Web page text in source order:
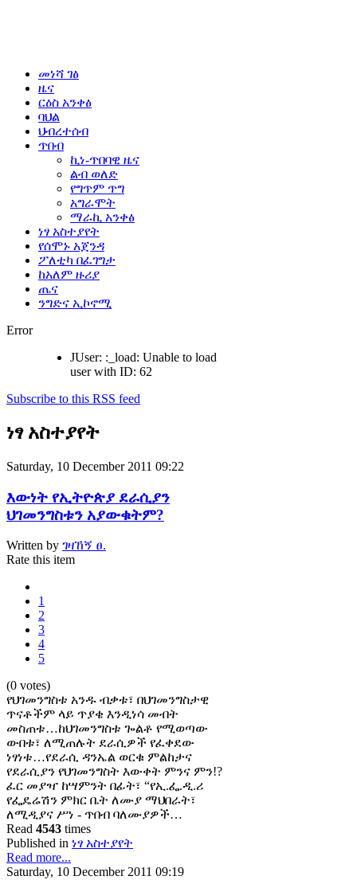
መነሻ ገፅ
ዜና
ርዕስ አንቀፅ
ባህል
ህብረተሰብ
ጥበብ
ኪነ-ጥበባዊ ዜና
ልብ ወለድ
የግጥም ጥግ
አግራሞት
ማራኪ አንቀፅ
ነፃ አስተያየት
የሰሞኑ አጀንዳ
ፖለቲካ በፈገግታ
ከአለም ዙሪያ
ጤና
ንግድና ኢኮኖሚ
Error
JUser: :_load: Unable to load
user with ID: 62
Subscribe to this RSS feed
ነፃ አስተያየት
Saturday, 10 December 2011 09:22
እውነት የኢትዮጵያ ደራሲያን
ህገመንግስቱን አያውቁትም?
Written by ገዛኸኝ ፀ.
Rate this item
1
2
3
4
5
(0 votes)
የህገመንግስቱ አንዱ ብቃቱ፣ በህገመንግስታዊ
ጥናቶችም ላይ ጥያቄ እንዲነሳ መብት
መስጠቱ…ከህገመንግስቱ ጐልቶ የሚወጣው
ውበቱ፣ ለሚጠሉት ደራሲዎች የፈቀደው
ነፃነቱ…የደራሲ ዳንኤል ወርቁ ምልከታና
የደራሲያን የህገመንግስት እውቀት ምንና ምን!?
ፈር መያዣ ከሣምንት በፊት፣ “የኢ.ፌ.ዲ.ሪ
የፌዴሬሽን ምክር ቤት ለሙያ ማህበራት፣
ለሚዲያና ሥነ - ጥበብ ባለሙያዎች…
Read 4543 times
Published in ነፃ አስተያየት
Read more...
Saturday, 10 December 2011 09:19